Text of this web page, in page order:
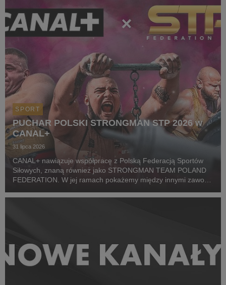
SPORT
PUCHAR POLSKI STRONGMAN STP 2026 w
CANAL+
31 lipca 2026
CANAL+ nawiązuje współpracę z Polską Federacją Sportów
Siłowych, znaną również jako STRONGMAN TEAM POLAND
FEDERATION. W jej ramach pokażemy między innymi zawody
Pierwszym wydarzeniem prezentowanym w CANAL+ SPORT 5